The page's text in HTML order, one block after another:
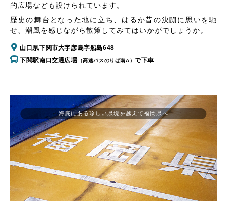
的広場なども設けられています。
歴史の舞台となった地に立ち、はるか昔の決闘に思いを馳
せ、潮風を感じながら散策してみてはいかがでしょうか。
山口県下関市大字彦島字船島648
下関駅南口交通広場 （高速バスのりば南A）で下車
海底にある珍しい県境を越えて福岡県へ